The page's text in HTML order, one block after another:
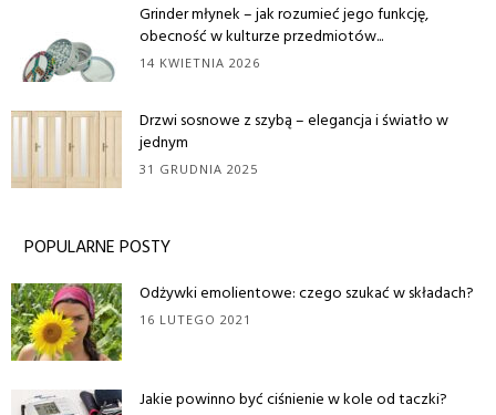
Grinder młynek – jak rozumieć jego funkcję,
obecność w kulturze przedmiotów...
14 KWIETNIA 2026
Drzwi sosnowe z szybą – elegancja i światło w
jednym
31 GRUDNIA 2025
POPULARNE POSTY
Odżywki emolientowe: czego szukać w składach?
16 LUTEGO 2021
Jakie powinno być ciśnienie w kole od taczki?